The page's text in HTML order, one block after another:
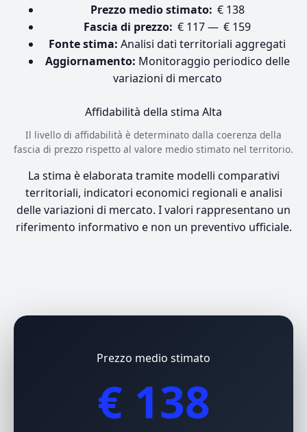
Prezzo medio stimato: € 138
Fascia di prezzo: € 117 — € 159
Fonte stima: Analisi dati territoriali aggregati
Aggiornamento: Monitoraggio periodico delle
variazioni di mercato
Affidabilità della stima Alta
Il livello di affidabilità è determinato dalla coerenza della
fascia di prezzo rispetto al valore medio stimato nel territorio.
La stima è elaborata tramite modelli comparativi
territoriali, indicatori economici regionali e analisi
delle variazioni di mercato. I valori rappresentano un
riferimento informativo e non un preventivo ufficiale.
Prezzo medio stimato
€ 138